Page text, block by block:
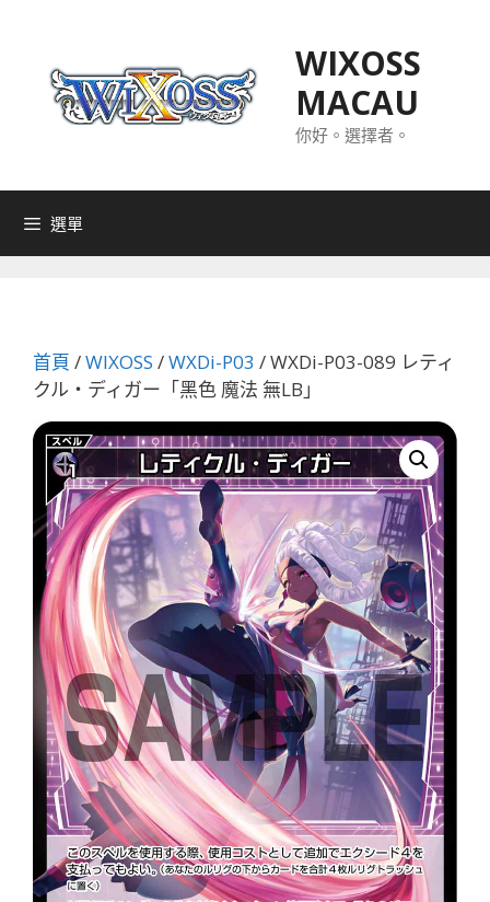
WIXOSS
MACAU
你好。選擇者。
選單
首頁 /WIXOSS /WXDi-P03 / WXDi-P03-089 レティ
クル・ディガー「黑色 魔法 無LB」